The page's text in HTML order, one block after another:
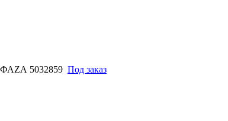
ФАZА 5032859 Под заказ